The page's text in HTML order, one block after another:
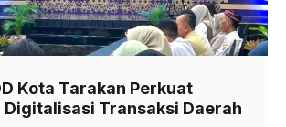
Kota Tarakan Perkuat
Digitalisasi Transaksi Daerah